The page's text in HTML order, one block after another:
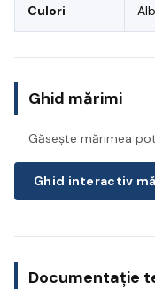
Culori Alb
Ghid mărimi
Găsește mărimea
Ghid interactiv
Documentație